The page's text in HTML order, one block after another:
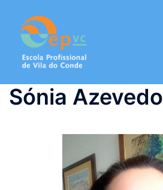
conteúdo
Sónia Azevedo